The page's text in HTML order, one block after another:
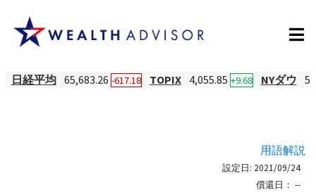
日経平均 65,683.26 -617.18 TOPIX 4,055.85 +9.68 NYダウ
用語解説
設定日: 2021/09/24
償還日： --